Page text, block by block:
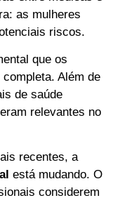
as mulheres
riscos.
que os
Além de
de saúde
relevantes no
recentes, a
está mudando. O
considerem